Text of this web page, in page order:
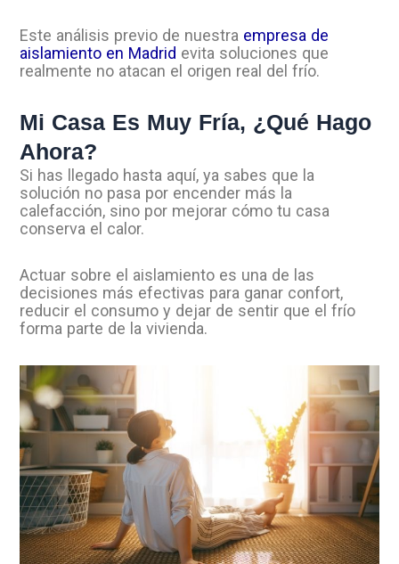
Este análisis previo de nuestra empresa de
aislamiento en Madrid evita soluciones que
realmente no atacan el origen real del frío.
Mi Casa Es Muy Fría, ¿Qué Hago
Ahora?
Si has llegado hasta aquí, ya sabes que la
solución no pasa por encender más la
calefacción, sino por mejorar cómo tu casa
conserva el calor.
Actuar sobre el aislamiento es una de las
decisiones más efectivas para ganar confort,
reducir el consumo y dejar de sentir que el frío
forma parte de la vivienda.